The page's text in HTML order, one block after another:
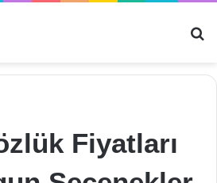
Fiyatları